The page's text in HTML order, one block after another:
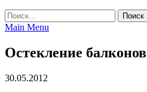
Найти:
Main Menu
Остекление балконов
30.05.2012